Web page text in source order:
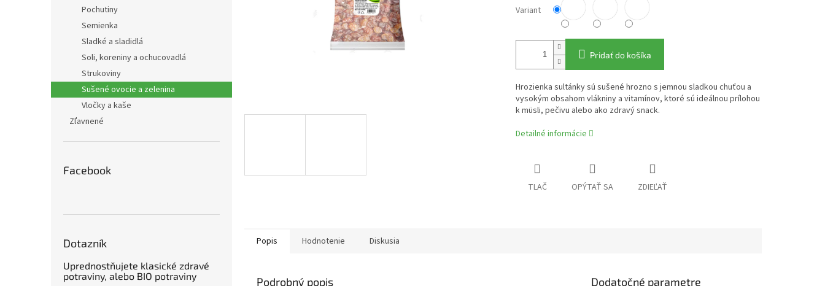
Pochutiny
Semienka
Sladké a sladidlá
Soli, koreniny a ochucovadlá
Strukoviny
Sušené ovocie a zelenina
Vločky a kaše
Zľavnené
Facebook
Dotazník
Uprednostňujete klasické zdravé
potraviny, alebo BIO potraviny
Variant
Pridať do košíka
Hrozienka sultánky sú sušené hrozno s jemnou sladkou chuťou a
vysokým obsahom vlákniny a vitamínov, ktoré sú ideálnou prílohou
k müsli, pečivu alebo ako zdravý snack.
Detailné informácie
TLAČ OPÝTAŤ SA ZDIEĽAŤ
Popis Hodnotenie Diskusia
Podrobný popis Dodatočné parametre